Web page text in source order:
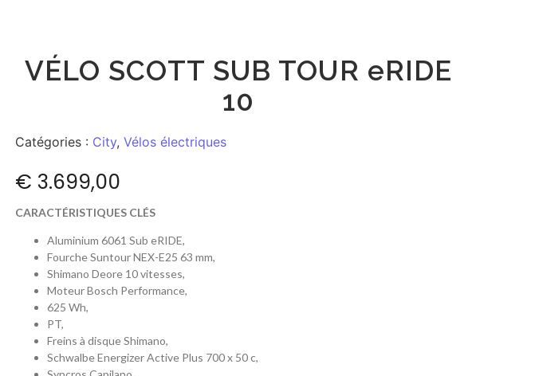
VÉLO SCOTT SUB TOUR eRIDE
10
Catégories : City, Vélos électriques
€ 3.699,00
CARACTÉRISTIQUES CLÉS
Aluminium 6061 Sub eRIDE,
Fourche Suntour NEX-E25 63 mm,
Shimano Deore 10 vitesses,
Moteur Bosch Performance,
625 Wh,
PT,
Freins à disque Shimano,
Schwalbe Energizer Active Plus 700 x 50 c,